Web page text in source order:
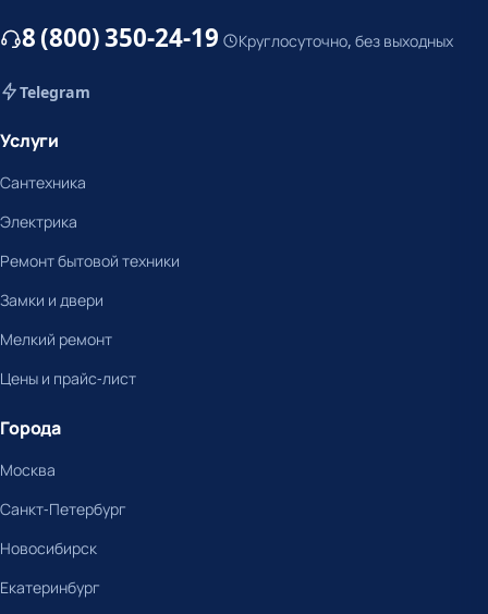
8 (800) 350-24-19 Круглосуточно, без выходных
Telegram
Услуги
Сантехника
Электрика
Ремонт бытовой техники
Замки и двери
Мелкий ремонт
Цены и прайс-лист
Города
Москва
Санкт-Петербург
Новосибирск
Екатеринбург